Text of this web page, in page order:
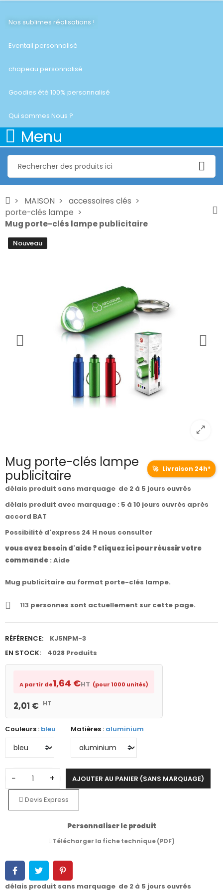
Nos sublimes réalisations !
Eventail personnalisé
chapeau personnalisé
Goodies été 100% personnalisé
Qui sommes Nous ?
Menu
MAISON
accessoires clés
porte-clés lampe
Mug porte-clés lampe publicitaire
Nouveau
Mug porte-clés lampe
publicitaire
🚀 Livraison 24h*
délais produit sans marquage de 2 à 5 jours ouvrés
délais produit avec marquage : 5 à 10 jours ouvrés après
accord BAT
Possibilité d'express 24 H nous consulter
vous avez besoin d'aide ? cliquez ici pour réussir votre
commande : Aide
Mug publicitaire au format porte-clés lampe.
113 personnes sont actuellement sur cette page.
RÉFÉRENCE:
KJ5NPM-3
EN STOCK:
4028 Produits
A partir de1,64 €HT (pour 1000 unités)
2,01 € HT
Couleurs : bleu Matières : aluminium
− + AJOUTER AU PANIER (SANS MARQUAGE)
Devis Express
Personnaliser le produit
Télécharger la fiche technique (PDF)
délais produit sans marquage de 2 à 5 jours ouvrés